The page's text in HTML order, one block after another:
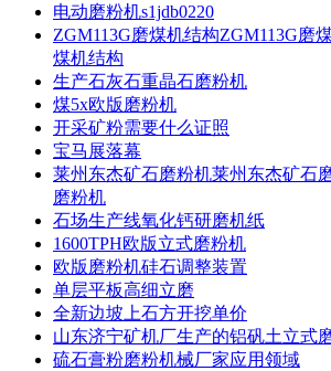
电动磨粉机s1jdb0220
ZGM113G磨煤机结构ZGM113G磨
煤机结构
生产石灰石重晶石磨粉机
煤5x欧版磨粉机
开采矿粉需要什么证照
宝马展落幕
莱州东杰矿石磨粉机莱州东杰矿石
磨粉机
石场生产线氧化钙研磨机纸
1600TPH欧版立式磨粉机
欧版磨粉机硅石调整装置
单层平板高细立磨
全新边坡上石方开挖单价
山东济宁矿机厂生产的铝矾土立式
硫石膏粉磨粉机械厂家应用领域